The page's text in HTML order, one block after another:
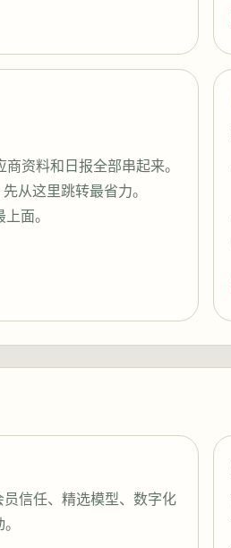
资料和日报全部串起来。
从这里跳转最省力。
面。
信任、精选模型、数字化